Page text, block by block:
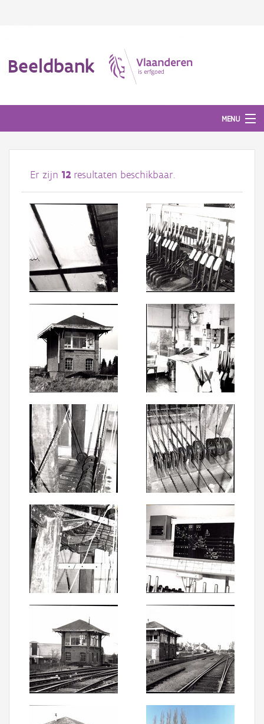
Beeldbank
MENU
Afbeeldingen
#BeeldIndeKijker
Hergebruik
Over ons
Aanmelden
Er zijn 12 resultaten beschikbaar.